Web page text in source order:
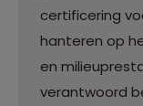
certificering
hanteren op
en
verantwoord